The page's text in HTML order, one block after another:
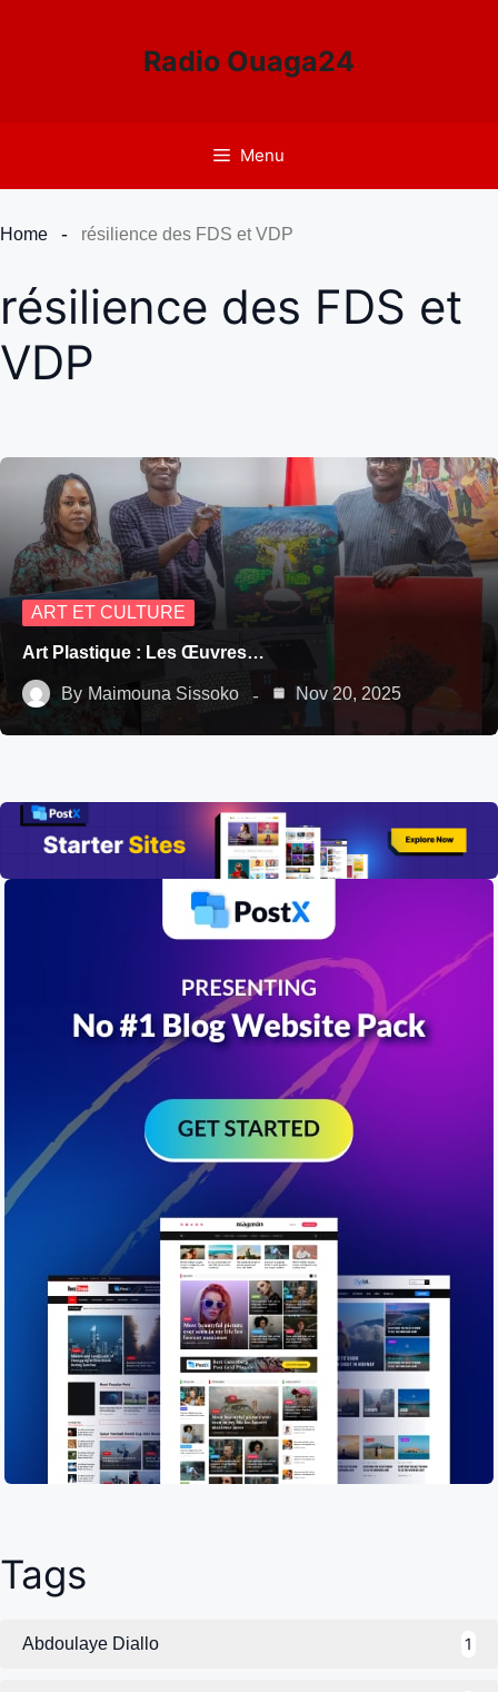
Radio Ouaga24
Menu
Home résilience des FDS et VDP
résilience des FDS et
VDP
ART ET CULTURE
Art Plastique : Les Œuvres…
By Maimouna Sissoko Nov 20, 2025
Tags
Abdoulaye Diallo 1